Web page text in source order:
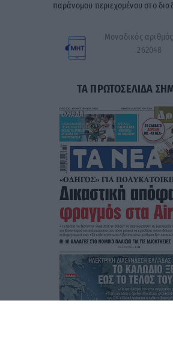
παράνομου περιεχομένου στο
Μοναδικός
262048
ΤΑ ΠΡΩΤΟΣΕΛΙΔΑ